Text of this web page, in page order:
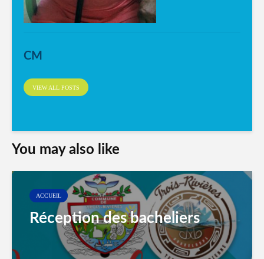
CM
VIEW ALL POSTS
You may also like
ACCUEIL
Réception des bacheliers